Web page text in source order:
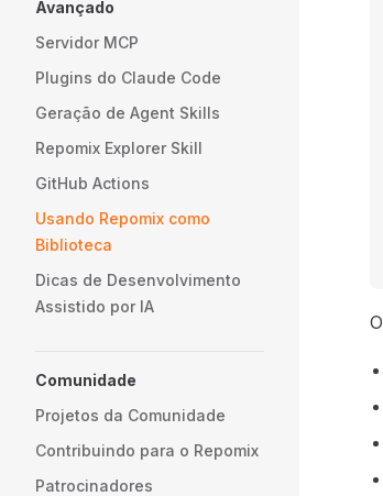
Avançado
Servidor MCP
Plugins do Claude Code
Geração de Agent Skills
Repomix Explorer Skill
GitHub Actions
Usando Repomix como
Biblioteca
Dicas de Desenvolvimento
Assistido por IA
Comunidade
Projetos da Comunidade
Contribuindo para o Repomix
Patrocinadores
O